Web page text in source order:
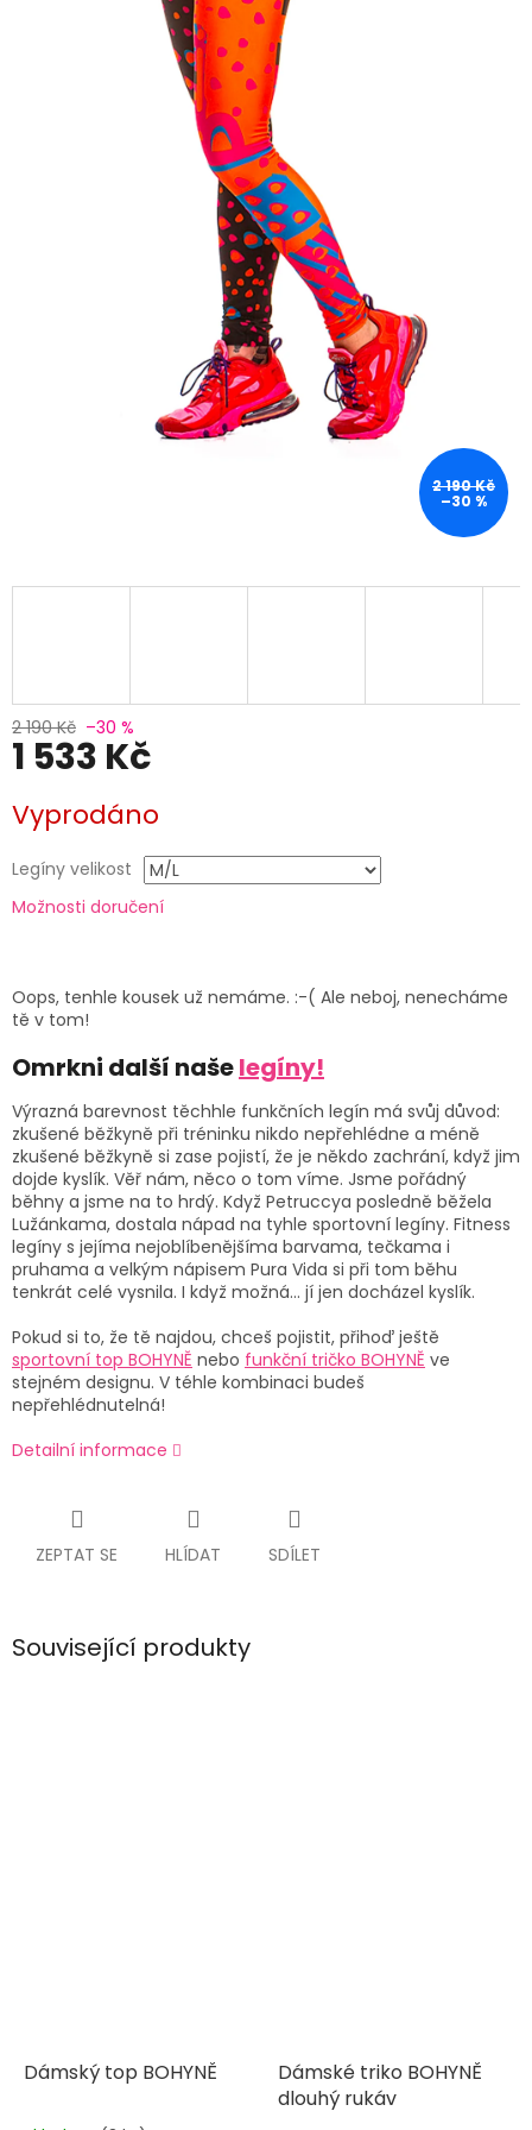
2 190 Kč
–30 %
2 190 Kč –30 %
1 533 Kč
cena:
Vyprodáno
Legíny velikost
Možnosti doručení
Oops, tenhle kousek už nemáme. :-( Ale neboj, nenecháme
tě v tom!
Omrkni další našelegíny!
Výrazná barevnost těchhle funkčních legín má svůj důvod:
zkušené běžkyně při tréninku nikdo nepřehlédne a méně
zkušené běžkyně si zase pojistí, že je někdo zachrání, když jim
dojde kyslík. Věř nám, něco o tom víme. Jsme pořádný
běhny a jsme na to hrdý. Když Petruccya posledně běžela
Lužánkama, dostala nápad na tyhle sportovní legíny. Fitness
legíny s jejíma nejoblíbenějšíma barvama, tečkama i
pruhama a velkým nápisem Pura Vida si při tom běhu
tenkrát celé vysnila. I když možná... jí jen docházel kyslík.
Pokud si to, že tě najdou, chceš pojistit, přihoď ještě
sportovní top BOHYNĚ nebo funkční tričko BOHYNĚ ve
stejném designu. V téhle kombinaci budeš
nepřehlédnutelná!
Detailní informace
ZEPTAT SE HLÍDAT SDÍLET
Související produkty
Dámský top BOHYNĚ
Dámské triko BOHYNĚ
dlouhý rukáv